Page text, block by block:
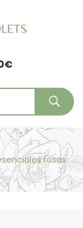
rosas